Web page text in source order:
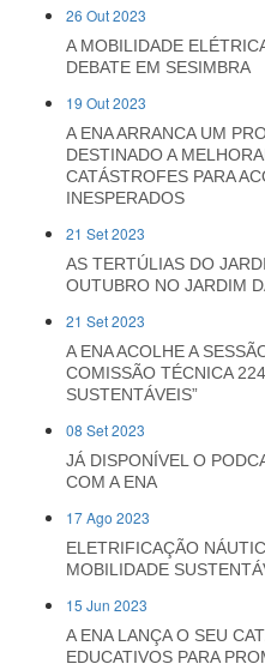
26 Out 2023
A MOBILIDADE
DEBATE EM SESIMBRA
19 Out 2023
A ENA ARRANCA UM
DESTINADO A
CATÁSTROFES PARA
INESPERADOS
21 Set 2023
AS TERTÚLIAS DO
OUTUBRO NO JARDIM
21 Set 2023
A ENA ACOLHE A
COMISSÃO TÉCNICA
SUSTENTÁVEIS”
08 Set 2023
JÁ DISPONÍVEL O
COM A ENA
17 Ago 2023
ELETRIFICAÇÃO
MOBILIDADE
15 Jun 2023
A ENA LANÇA O SEU
EDUCATIVOS PARA